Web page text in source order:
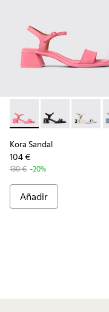
Kora Sandal -Kora Sandal -
Kora
Kora Sandal
104 €
130 € -20%
Añadir